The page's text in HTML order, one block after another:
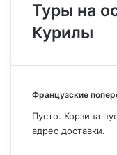
Туры на
Курилы
Французские
Пусто. Корзина
адрес доставки.